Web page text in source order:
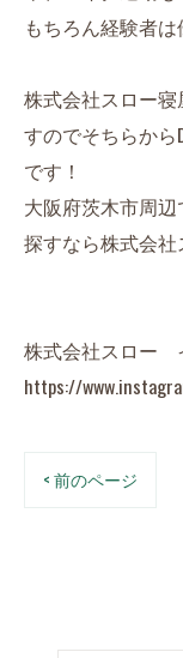
もちろん経験者
株式会社スロー
すのでそちらから
です！
大阪府茨木市周
探すなら株式会社
株式会社スロー
https://
< 前のページ